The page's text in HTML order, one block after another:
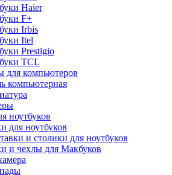
Haier
F+
Irbis
Itel
Prestigio
TCL
для компьютеров
компьютерная
ноутбуков
для ноутбуков
и столики для ноутбуков
и чехлы для Макбуков